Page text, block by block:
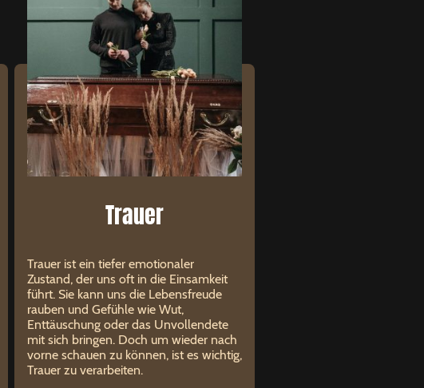
Trauer
Trauer ist ein tiefer emotionaler
Zustand, der uns oft in die Einsamkeit
führt. Sie kann uns die Lebensfreude
rauben und Gefühle wie Wut,
Enttäuschung oder das Unvollendete
mit sich bringen. Doch um wieder nach
vorne schauen zu können, ist es wichtig,
Trauer zu verarbeiten.